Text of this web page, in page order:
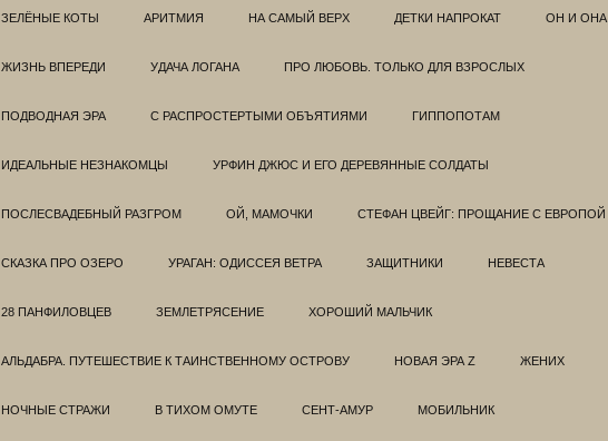
ЗЕЛЁНЫЕ КОТЫ АРИТМИЯ НА САМЫЙ ВЕРХ ДЕТКИ НАПРОКАТ ОН И ОНА
ЖИЗНЬ ВПЕРЕДИ УДАЧА ЛОГАНА ПРО ЛЮБОВЬ. ТОЛЬКО ДЛЯ ВЗРОСЛЫХ
ПОДВОДНАЯ ЭРА С РАСПРОСТЕРТЫМИ ОБЪЯТИЯМИ ГИППОПОТАМ
ИДЕАЛЬНЫЕ НЕЗНАКОМЦЫ УРФИН ДЖЮС И ЕГО ДЕРЕВЯННЫЕ СОЛДАТЫ
ПОСЛЕСВАДЕБНЫЙ РАЗГРОМ ОЙ, МАМОЧКИ СТЕФАН ЦВЕЙГ: ПРОЩАНИЕ С ЕВРОПОЙ
СКАЗКА ПРО ОЗЕРО УРАГАН: ОДИССЕЯ ВЕТРА ЗАЩИТНИКИ НЕВЕСТА
28 ПАНФИЛОВЦЕВ ЗЕМЛЕТРЯСЕНИЕ ХОРОШИЙ МАЛЬЧИК
АЛЬДАБРА. ПУТЕШЕСТВИЕ К ТАИНСТВЕННОМУ ОСТРОВУ НОВАЯ ЭРА Z ЖЕНИХ
НОЧНЫЕ СТРАЖИ В ТИХОМ ОМУТЕ СЕНТ-АМУР МОБИЛЬНИК